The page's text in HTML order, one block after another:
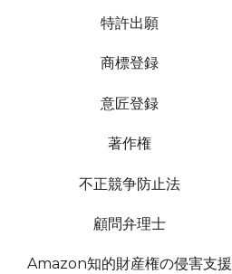
特許出願
商標登録
意匠登録
著作権
不正競争防止法
顧問弁理士
Amazon知的財産権の侵害支援